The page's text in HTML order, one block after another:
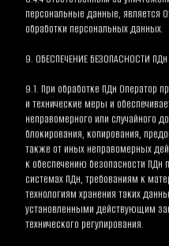
персональные данные, является
обработки персональных данных.
9. ОБЕСПЕЧЕНИЕ БЕЗОПАСНОСТИ ПДн
9.1. При обработке ПДн Оператор
и технические меры и
неправомерного или случайного
блокирования, копирования,
также от иных неправомерных
к обеспечению безопасности
системах ПДн, требованиям к
технологиям хранения таких
установленными действующим
технического регулирования.